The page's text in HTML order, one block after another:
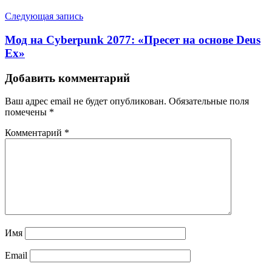
Следующая запись
Мод на Cyberpunk 2077: «Пресет на основе Deus
Ex»
Добавить комментарий
Ваш адрес email не будет опубликован. Обязательные поля
помечены *
Комментарий *
Имя
Email